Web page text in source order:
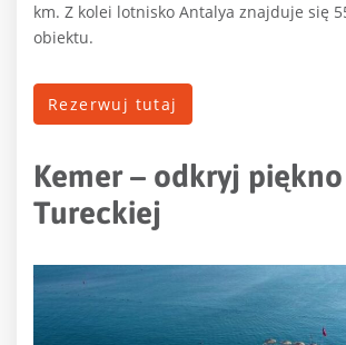
km. Z kolei lotnisko Antalya znajduje się
obiektu.
Rezerwuj tutaj
Kemer – odkryj
Tureckiej